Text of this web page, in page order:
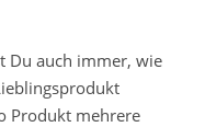
Du auch immer, wie
Produkt mehrere